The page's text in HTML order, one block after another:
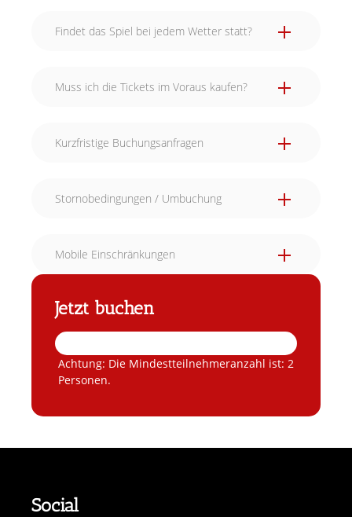
Findet das Spiel bei jedem Wetter statt?
Muss ich die Tickets im Voraus kaufen?
Kurzfristige Buchungsanfragen
Stornobedingungen / Umbuchung
Mobile Einschränkungen
Jetzt buchen
Achtung: Die Mindestteilnehmeranzahl ist: 2
Personen.
Social